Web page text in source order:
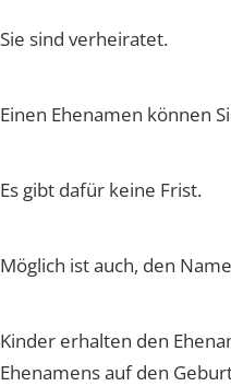
Sie sind verheiratet.
Einen Ehenamen können
Es gibt dafür keine Frist.
Möglich ist auch, den
Kinder erhalten den
Ehenamens auf den